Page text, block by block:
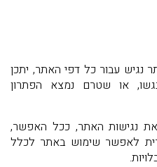
עבור כל דפי האתר, יתכן
או שטרם נמצא הפתרון
נגישות האתר, ככל האפשר,
לאפשר שימוש באתר לכלל